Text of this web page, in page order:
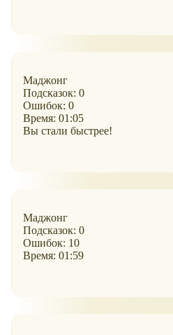
Маджонг
Подсказок: 0
Ошибок: 0
Время: 01:05
Вы стали быстрее!
Маджонг
Подсказок: 0
Ошибок: 10
Время: 01:59